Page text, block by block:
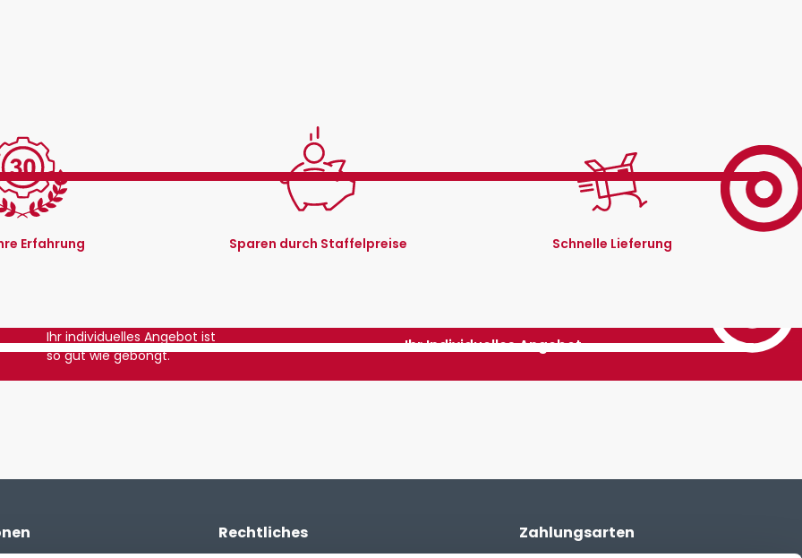
Erfahrung Sparen durch Staffelpreise Schnelle Lieferung
Ihr individuelles Angebot ist
so gut wie gebongt.
Ihr Individuelles Angebot
Rechtliches Zahlungsarten